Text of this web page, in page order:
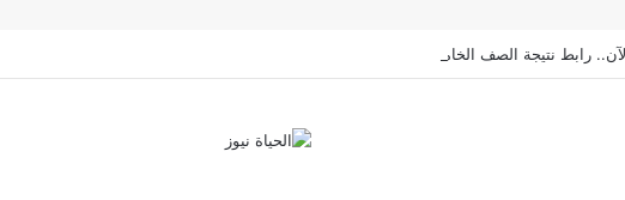
نتيجة الصف الخامس الابتدائي بالقاهرة 2026 بالرقم القومي